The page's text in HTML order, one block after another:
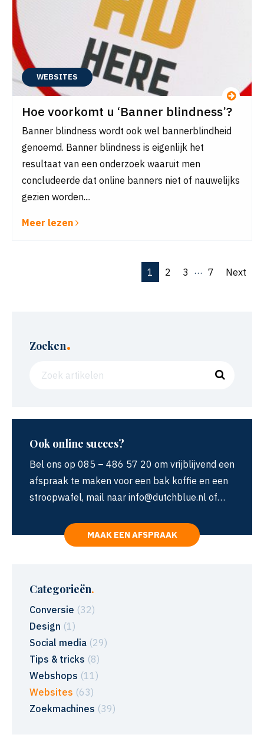
WEBSITES
Hoe voorkomt u ‘Banner blindness’?
Banner blindness wordt ook wel bannerblindheid
genoemd. Banner blindness is eigenlijk het
resultaat van een onderzoek waaruit men
concludeerde dat online banners niet of nauwelijks
gezien worden....
Meer lezen
1 2 3 … 7 Next
Zoeken.
Ook online succes?
Bel ons op 085 – 486 57 20 om vrijblijvend een
afspraak te maken voor een bak koffie en een
stroopwafel, mail naar info@dutchblue.nl of…
MAAK EEN AFSPRAAK
Categorieën.
Conversie (32)
Design (1)
Social media (29)
Tips & tricks (8)
Webshops (11)
Websites (63)
Zoekmachines (39)